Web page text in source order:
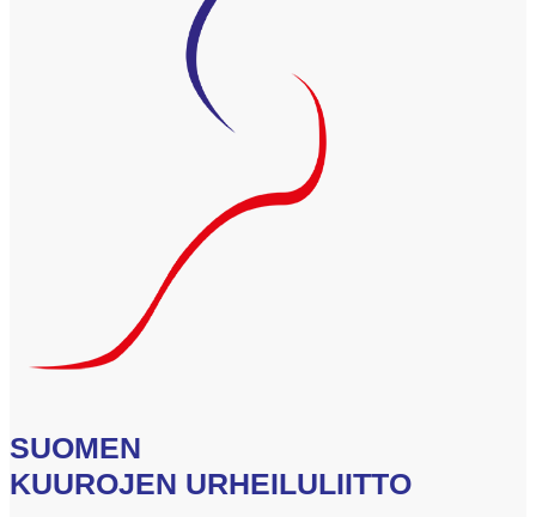
SUOMEN
KUUROJEN URHEILULIITTO